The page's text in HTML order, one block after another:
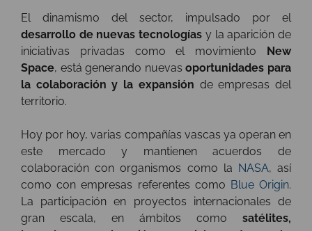
El dinamismo del sector, impulsado por el
desarrollo de nuevas tecnologías y la aparición de
iniciativas privadas como el movimiento New
Space, está generando nuevasoportunidades para
la colaboración y la expansión de empresas del
territorio.
Hoy por hoy, varias compañías vascas ya operan en
este mercado y mantienen acuerdos de
colaboración con organismos como la NASA, así
como con empresas referentes como Blue Origin.
La participación en proyectos internacionales de
gran escala, en ámbitos como satélites,